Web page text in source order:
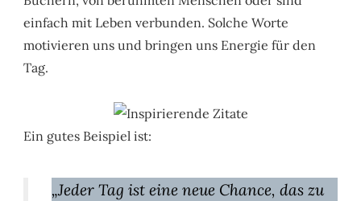
einfach mit Leben verbunden. Solche Worte
motivieren uns und bringen uns Energie für den
Tag.
Ein gutes Beispiel ist:
„Jeder Tag ist eine neue Chance, das zu